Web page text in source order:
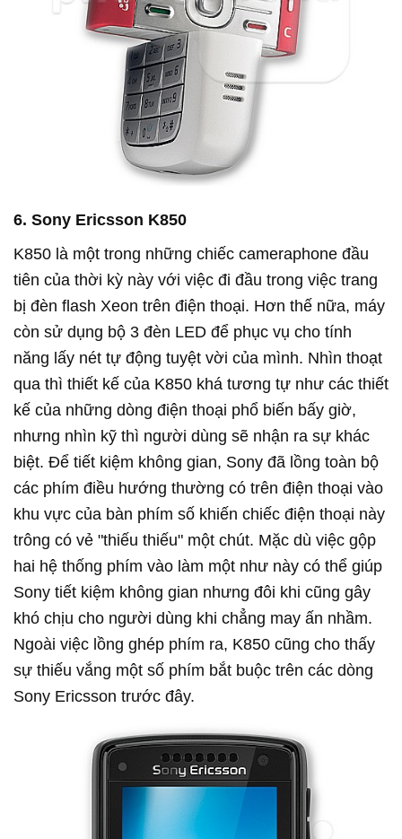
6. Sony Ericsson K850
K850 là một trong những chiếc cameraphone đầu
tiên của thời kỳ này với việc đi đầu trong việc trang
bị đèn flash Xeon trên điện thoại. Hơn thế nữa, máy
còn sử dụng bộ 3 đèn LED để phục vụ cho tính
năng lấy nét tự động tuyệt vời của mình. Nhìn thoạt
qua thì thiết kế của K850 khá tương tự như các thiết
kế của những dòng điện thoại phổ biến bấy giờ,
nhưng nhìn kỹ thì người dùng sẽ nhận ra sự khác
biệt. Để tiết kiệm không gian, Sony đã lồng toàn bộ
các phím điều hướng thường có trên điện thoại vào
khu vực của bàn phím số khiến chiếc điện thoại này
trông có vẻ "thiếu thiếu" một chút. Mặc dù việc gộp
hai hệ thống phím vào làm một như này có thể giúp
Sony tiết kiệm không gian nhưng đôi khi cũng gây
khó chịu cho người dùng khi chẳng may ấn nhầm.
Ngoài việc lồng ghép phím ra, K850 cũng cho thấy
sự thiếu vắng một số phím bắt buộc trên các dòng
Sony Ericsson trước đây.